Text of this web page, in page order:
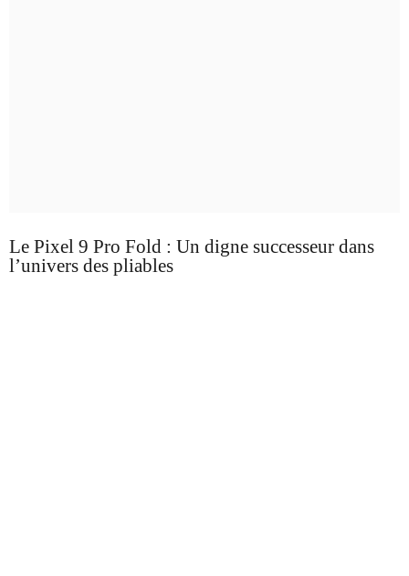
Le Pixel 9 Pro Fold : Un digne successeur dans
l’univers des pliables